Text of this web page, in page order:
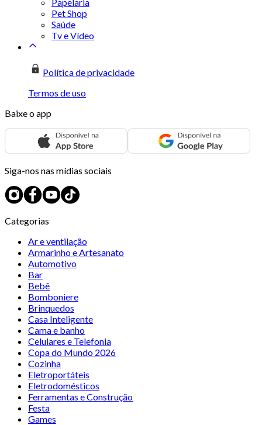
Pet Shop
Saúde
Tv e Vídeo
Política de privacidade
Termos de uso
Baixe o app
Siga-nos nas mídias sociais
Categorias
Ar e ventilação
Armarinho e Artesanato
Automotivo
Bar
Bebê
Bomboniere
Brinquedos
Casa Inteligente
Cama e banho
Celulares e Telefonia
Copa do Mundo 2026
Cozinha
Eletroportáteis
Eletrodomésticos
Ferramentas e Construção
Festa
Games